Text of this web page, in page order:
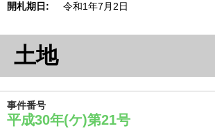
開札期日 令和1年7月2日
土地
事件番号
平成30年(ケ)第21号